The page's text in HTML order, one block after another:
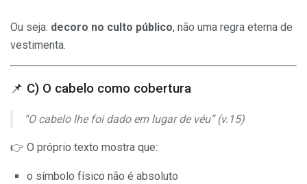
Ou seja: decoro no culto público, não uma regra eterna de
vestimenta.
📌 C) O cabelo como cobertura
“O cabelo lhe foi dado em lugar de véu” (v.15)
👉 O próprio texto mostra que:
o símbolo físico não é absoluto